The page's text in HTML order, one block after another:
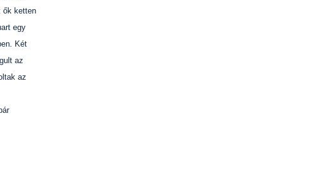
ők ketten
egy
Két
az
az